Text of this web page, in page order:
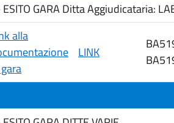
GARA Ditta Aggiudicataria:
alla
LINK